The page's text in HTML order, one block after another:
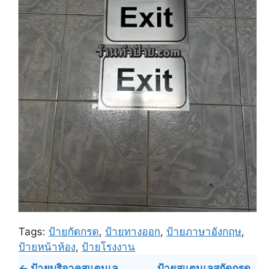
Tags: ป้ายกัดกรด, ป้ายทางออก, ป้ายภาษาอังกฤษ,
ป้ายหน้าห้อง, ป้ายโรงงาน